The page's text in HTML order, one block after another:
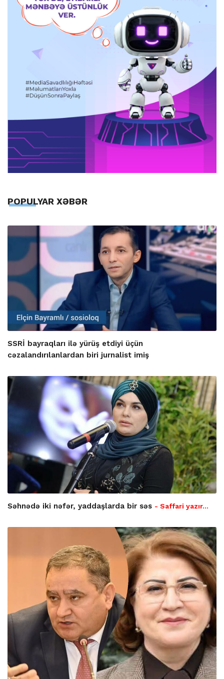
POPULYAR XƏBƏR
SSRİ bayraqları ilə yürüş etdiyi üçün
cəzalandırılanlardan biri jurnalist imiş
Səhnədə iki nəfər, yaddaşlarda bir səs - Saffari yazır…